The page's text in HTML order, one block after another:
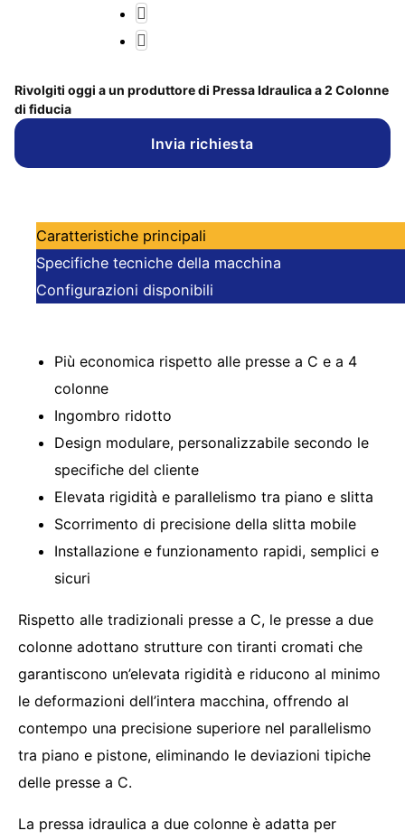
Rivolgiti oggi a un produttore di Pressa Idraulica a 2 Colonne
di fiducia
Invia richiesta
Caratteristiche principali
Specifiche tecniche della macchina
Configurazioni disponibili
Più economica rispetto alle presse a C e a 4
colonne
Ingombro ridotto
Design modulare, personalizzabile secondo le
specifiche del cliente
Elevata rigidità e parallelismo tra piano e slitta
Scorrimento di precisione della slitta mobile
Installazione e funzionamento rapidi, semplici e
sicuri
Rispetto alle tradizionali presse a C, le presse a due
colonne adottano strutture con tiranti cromati che
garantiscono un’elevata rigidità e riducono al minimo
le deformazioni dell’intera macchina, offrendo al
contempo una precisione superiore nel parallelismo
tra piano e pistone, eliminando le deviazioni tipiche
delle presse a C.
La pressa idraulica a due colonne è adatta per